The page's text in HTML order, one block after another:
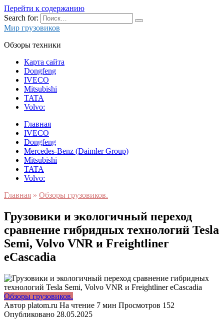
Перейти к содержанию
Search for:
Мир грузовиков
Обзоры техники
Карта сайта
Dongfeng
IVECO
Mitsubishi
TATA
Volvo:
Главная
IVECO
Dongfeng
Mercedes-Benz (Daimler Group)
Mitsubishi
TATA
Volvo:
Главная » Обзоры грузовиков.
Грузовики и экологичный переход
сравнение гибридных технологий Tesla
Semi, Volvo VNR и Freightliner
eCascadia
Обзоры грузовиков.
Автор platom.ru На чтение 7 мин Просмотров 152
Опубликовано 28.05.2025